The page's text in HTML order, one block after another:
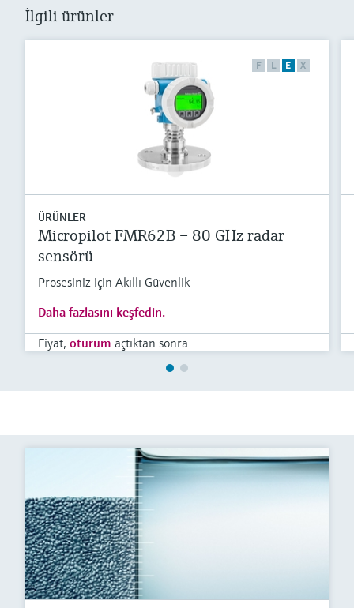
İlgili ürünler
F L E X
ÜRÜNLER
Micropilot FMR62B – 80 GHz radar
sensörü
Prosesiniz için Akıllı Güvenlik
Daha fazlasını keşfedin.
Fiyat, oturum açtıktan sonra